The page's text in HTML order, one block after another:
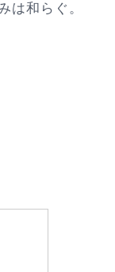
は和らぐ。